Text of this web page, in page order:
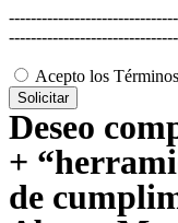
Acepto los
Solicitar
Deseo
+
de